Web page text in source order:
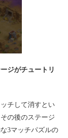
ジがチュートリ
チして消すとい
の後のステージ
3マッチパズルの